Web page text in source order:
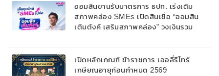
ออมสินขานรับมาตรการ ธปท. เร่งเติม
สภาพคล่อง SMEs เปิดสินเชื่อ “ออมสิน
เติมตังค์ เสริมสภาพคล่อง” วงเงินรวม
สูงสุด 10 ปี
เปิดหลักเกณฑ์ ข้าราชการ เออลี่รีไทร์
เกษียณอายุก่อนกำหนด 2569